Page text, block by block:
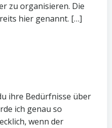
zu organisieren. Die
hier genannt. […]
ihre Bedürfnisse über
ich genau so
wenn der